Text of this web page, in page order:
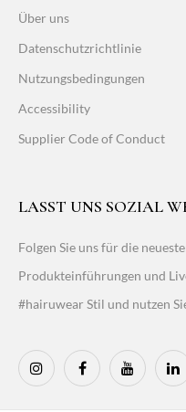
Über uns
Datenschutzrichtlinie
Nutzungsbedingungen
Accessibility
Supplier Code of Conduct
LASST UNS SOZIAL
Folgen Sie uns für die
Produkteinführungen und
#hairuwear Stil und nutzen